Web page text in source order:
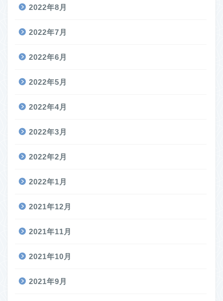
2022年8月
2022年7月
2022年6月
2022年5月
2022年4月
2022年3月
2022年2月
2022年1月
2021年12月
2021年11月
2021年10月
2021年9月